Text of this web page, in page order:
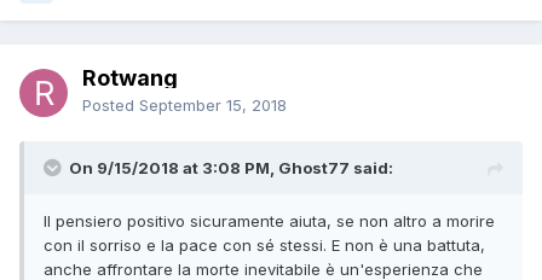
Rotwang
Posted September 15, 2018
On 9/15/2018 at 3:08 PM, Ghost77 said:
Il pensiero positivo sicuramente aiuta, se non altro a morire
con il sorriso e la pace con sé stessi. E non è una battuta,
anche affrontare la morte inevitabile è un'esperienza che